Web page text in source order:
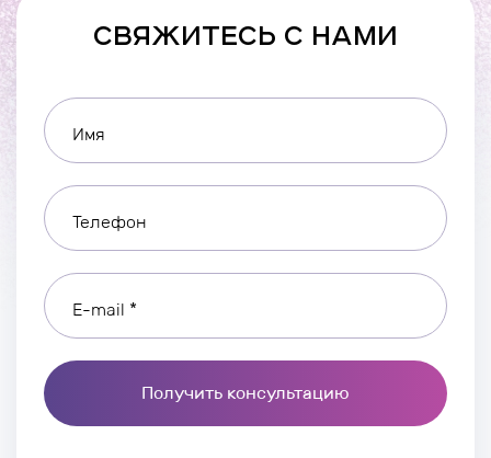
СВЯЖИТЕСЬ С НАМИ
Имя
Телефон
E-mail *
Получить консультацию